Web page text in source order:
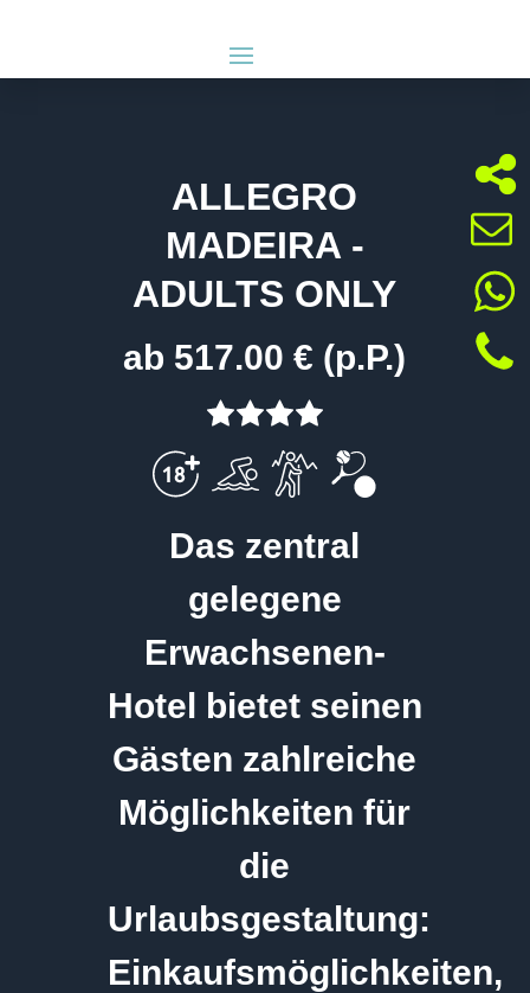
ALLEGRO
MADEIRA -
ADULTS ONLY
ab 517.00 € (p.P.)
Das zentral
gelegene
Erwachsenen-
Hotel bietet seinen
Gästen zahlreiche
Möglichkeiten für
die
Urlaubsgestaltung:
Einkaufsmöglichkeiten,